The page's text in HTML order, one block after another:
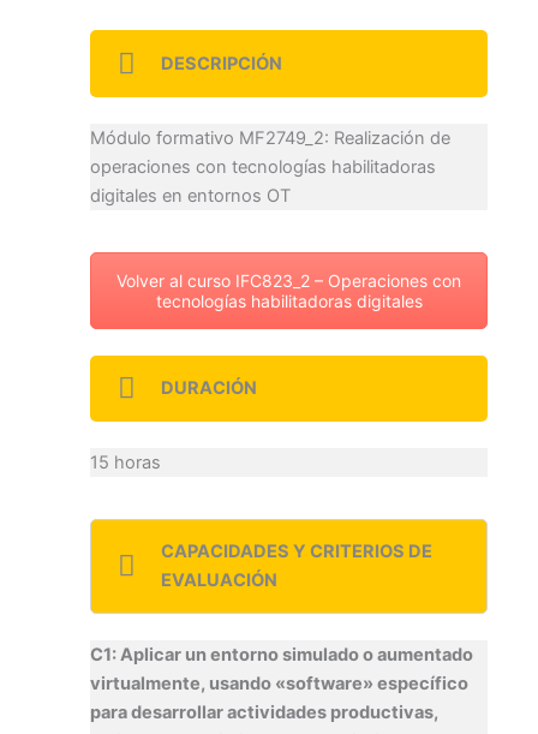
DESCRIPCIÓN
Módulo formativo MF2749_2: Realización de
operaciones con tecnologías habilitadoras
digitales en entornos OT
Volver al curso IFC823_2 – Operaciones con
tecnologías habilitadoras digitales
DURACIÓN
15 horas
CAPACIDADES Y CRITERIOS DE
EVALUACIÓN
C1: Aplicar un entorno simulado o aumentado
virtualmente, usando «software» específico
para desarrollar actividades productivas,